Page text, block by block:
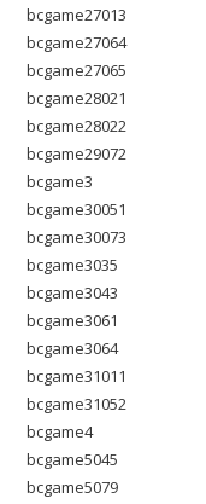
bcgame27013
bcgame27064
bcgame27065
bcgame28021
bcgame28022
bcgame29072
bcgame3
bcgame30051
bcgame30073
bcgame3035
bcgame3043
bcgame3061
bcgame3064
bcgame31011
bcgame31052
bcgame4
bcgame5045
bcgame5079